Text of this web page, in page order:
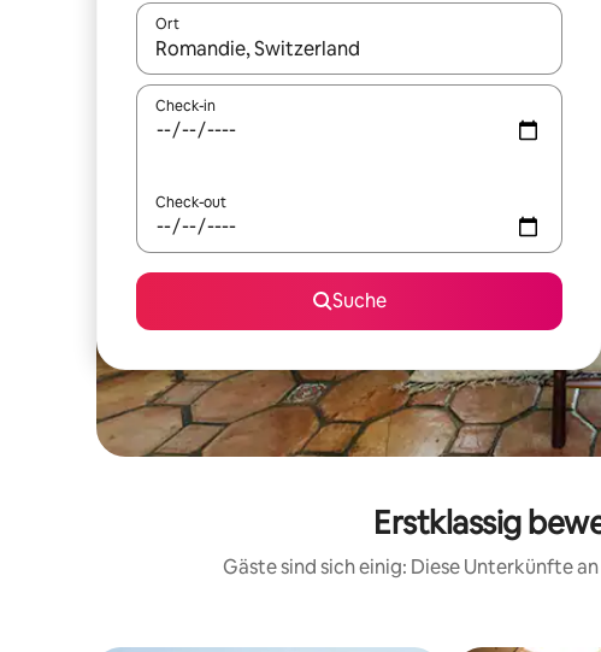
Ort
Wenn Ergebnisse verfügbar sind, navigiere mit den
Check-in
Check-out
Suche
Erstklassig
Gäste sind sich einig: Diese Unterkünfte